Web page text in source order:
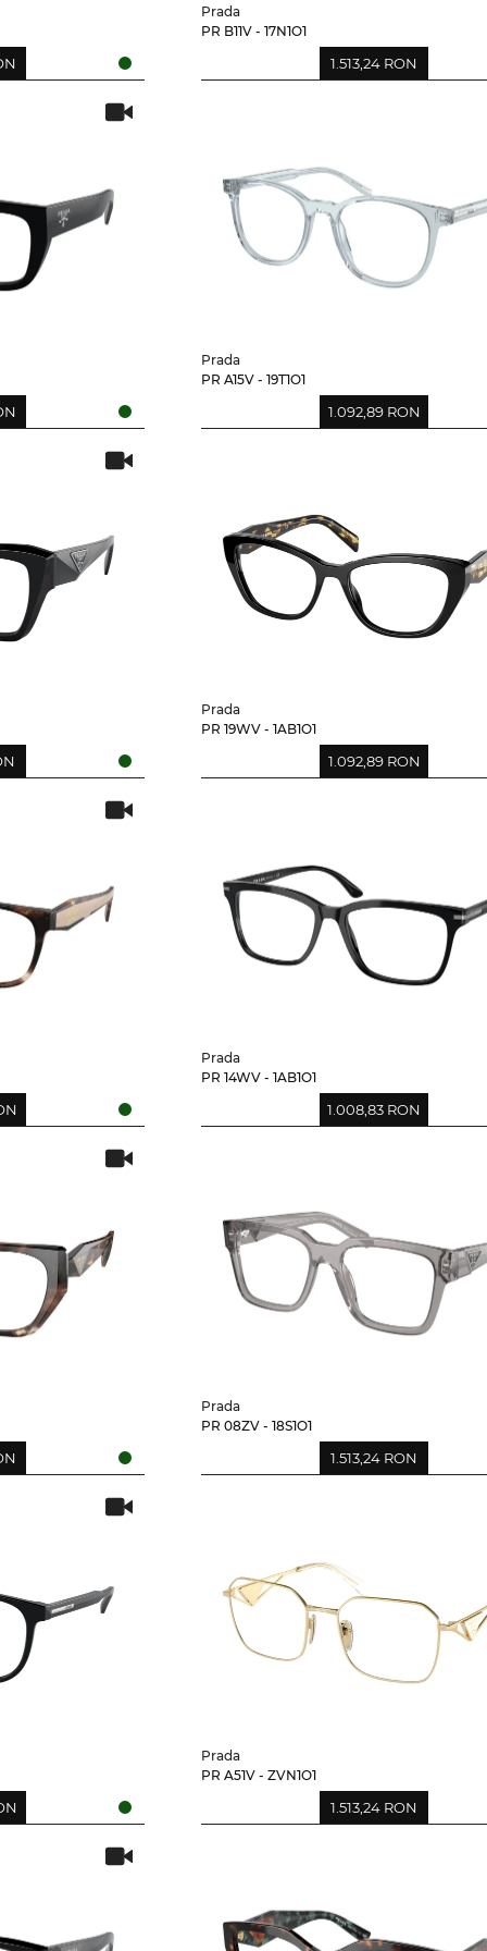
Prada
PR B11V - 17N1O1
1.513,24 RON
Prada
PR A15V - 19T1O1
1.092,89 RON
Prada
PR 19WV - 1AB1O1
1.092,89 RON
Prada
PR 14WV - 1AB1O1
1.008,83 RON
Prada
PR 08ZV - 18S1O1
1.513,24 RON
Prada
PR A51V - ZVN1O1
1.513,24 RON